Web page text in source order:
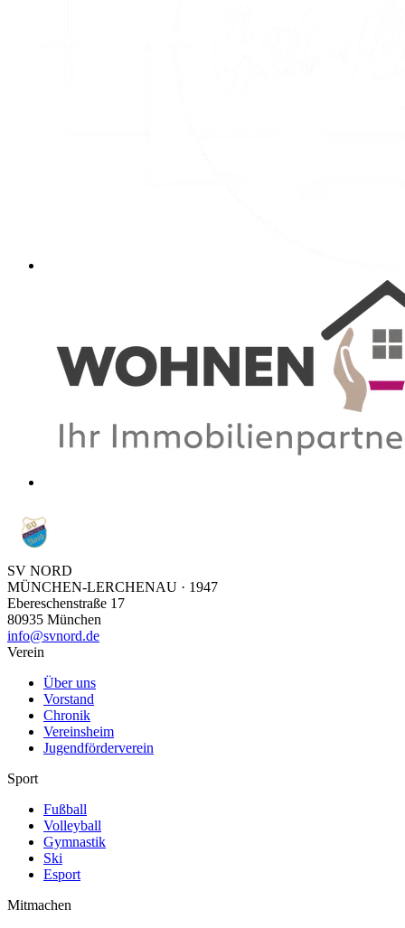
SV NORD
MÜNCHEN-LERCHENAU · 1947
Ebereschenstraße 17
80935 München
info@svnord.de
Verein
Über uns
Vorstand
Chronik
Vereinsheim
Jugendförderverein
Sport
Fußball
Volleyball
Gymnastik
Ski
Esport
Mitmachen